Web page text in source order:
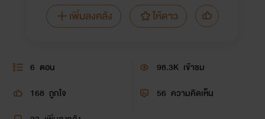
เพิ่มลงคลัง
ให้ดาว
6 ตอน 98.3K เข้าชม
168 ถูกใจ 56 ความคิดเห็น